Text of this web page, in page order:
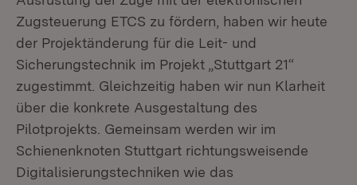
Zugsteuerung ETCS zu fördern, haben wir heute
der Projektänderung für die Leit- und
Sicherungstechnik im Projekt „Stuttgart 21“
zugestimmt. Gleichzeitig haben wir nun Klarheit
über die konkrete Ausgestaltung des
Pilotprojekts. Gemeinsam werden wir im
Schienenknoten Stuttgart richtungsweisende
Digitalisierungstechniken wie das